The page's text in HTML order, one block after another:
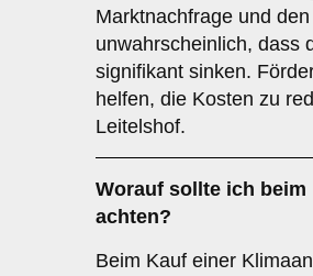
Marktnachfrage und
unwahrscheinlich, dass
signifikant sinken.
helfen, die Kosten zu
Leitelshof.
Worauf sollte ich
achten?
Beim Kauf einer